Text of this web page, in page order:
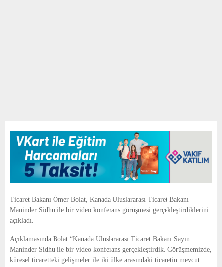
Ticaret Bakanı Ömer Bolat, Kanada Uluslararası Ticaret Bakanı
Maninder Sidhu ile bir video konferans görüşmesi gerçekleştirdiklerini
açıkladı.
Açıklamasında Bolat “Kanada Uluslararası Ticaret Bakanı Sayın
Maninder Sidhu ile bir video konferans gerçekleştirdik. Görüşmemizde,
küresel ticaretteki gelişmeler ile iki ülke arasındaki ticaretin mevcut